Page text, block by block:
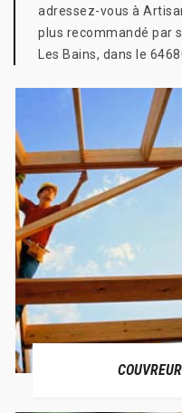
adressez-vous à
plus recommandé par
Les Bains, dans le